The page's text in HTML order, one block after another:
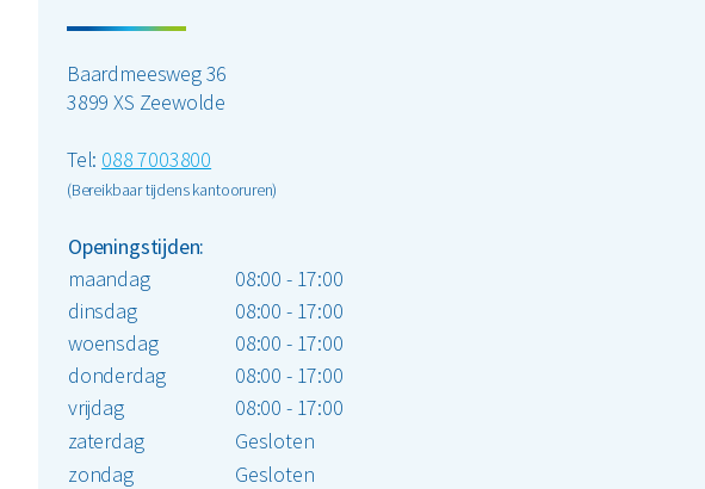
Baardmeesweg 36
3899 XS Zeewolde
Tel: 088 7003800
(Bereikbaar tijdens kantooruren)
Openingstijden:
maandag
08:00 - 17:00
dinsdag
08:00 - 17:00
woensdag
08:00 - 17:00
donderdag
08:00 - 17:00
vrijdag
08:00 - 17:00
zaterdag
Gesloten
zondag
Gesloten